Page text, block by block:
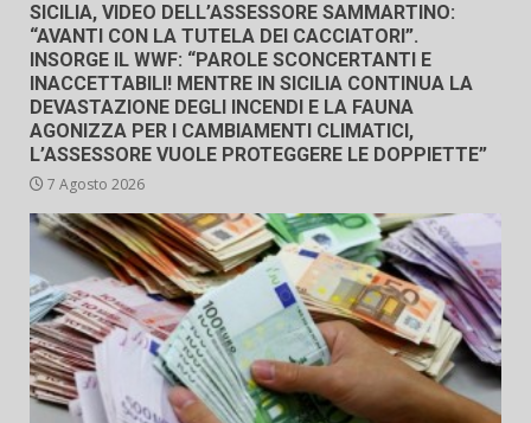
SICILIA, VIDEO DELL’ASSESSORE SAMMARTINO:
“AVANTI CON LA TUTELA DEI CACCIATORI”.
INSORGE IL WWF: “PAROLE SCONCERTANTI E
INACCETTABILI! MENTRE IN SICILIA CONTINUA LA
DEVASTAZIONE DEGLI INCENDI E LA FAUNA
AGONIZZA PER I CAMBIAMENTI CLIMATICI,
L’ASSESSORE VUOLE PROTEGGERE LE DOPPIETTE”
7 Agosto 2026